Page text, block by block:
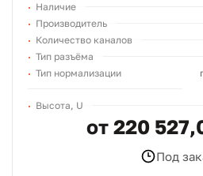
Наличие
Производитель
Количество каналов
Тип разъёма
Тип нормализации
Высота, U
от 220
Под